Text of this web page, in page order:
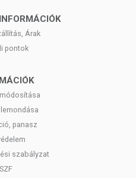
Árak
pontok
panasz
szabályzat